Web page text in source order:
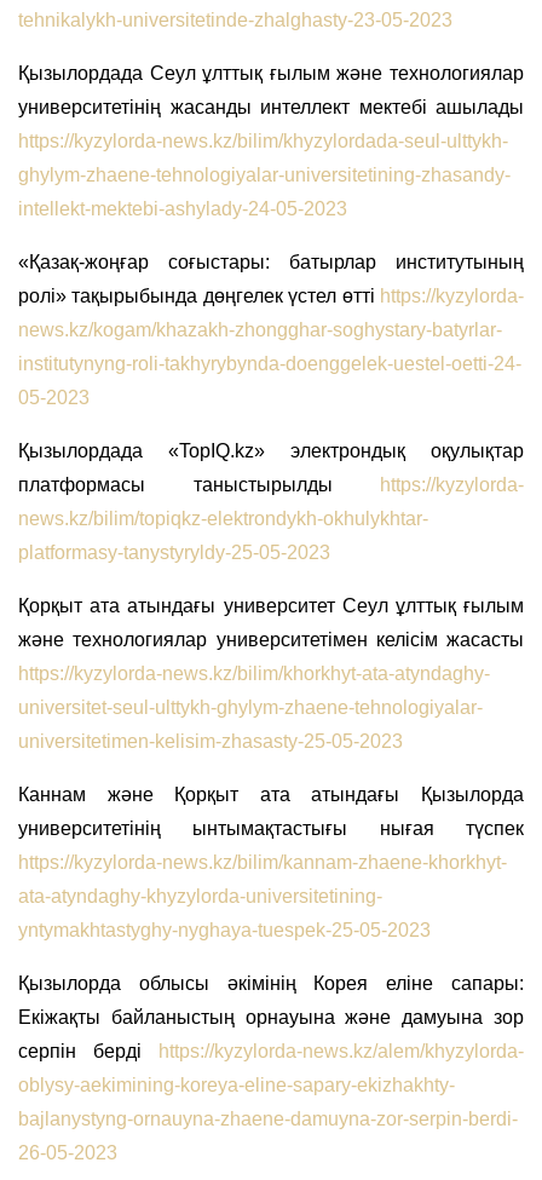
tehnikalykh-universitetinde-zhalghasty-23-05-2023
Қызылордада Сеул ұлттық ғылым және технологиялар
университетінің жасанды интеллект мектебі ашылады
https://kyzylorda-news.kz/bilim/khyzylordada-seul-ulttykh-
ghylym-zhaene-tehnologiyalar-universitetining-zhasandy-
intellekt-mektebi-ashylady-24-05-2023
«Қазақ-жоңғар соғыстары: батырлар институтының
ролі» тақырыбында дөңгелек үстел өтті https://kyzylorda-
news.kz/kogam/khazakh-zhongghar-soghystary-batyrlar-
institutynyng-roli-takhyrybynda-doenggelek-uestel-oetti-24-
05-2023
Қызылордада «TopIQ.kz» электрондық оқулықтар
платформасы таныстырылды
https://kyzylorda-
news.kz/bilim/topiqkz-elektrondykh-okhulykhtar-
platformasy-tanystyryldy-25-05-2023
Қорқыт ата атындағы университет Сеул ұлттық ғылым
және технологиялар университетімен келісім жасасты
https://kyzylorda-news.kz/bilim/khorkhyt-ata-atyndaghy-
universitet-seul-ulttykh-ghylym-zhaene-tehnologiyalar-
universitetimen-kelisim-zhasasty-25-05-2023
Каннам және Қорқыт ата атындағы Қызылорда
университетінің ынтымақтастығы нығая түспек
https://kyzylorda-news.kz/bilim/kannam-zhaene-khorkhyt-
ata-atyndaghy-khyzylorda-universitetining-
yntymakhtastyghy-nyghaya-tuespek-25-05-2023
Қызылорда облысы әкімінің Корея еліне сапары:
Екіжақты байланыстың орнауына және дамуына зор
серпін берді
https://kyzylorda-news.kz/alem/khyzylorda-
oblysy-aekimining-koreya-eline-sapary-ekizhakhty-
bajlanystyng-ornauyna-zhaene-damuyna-zor-serpin-berdi-
26-05-2023